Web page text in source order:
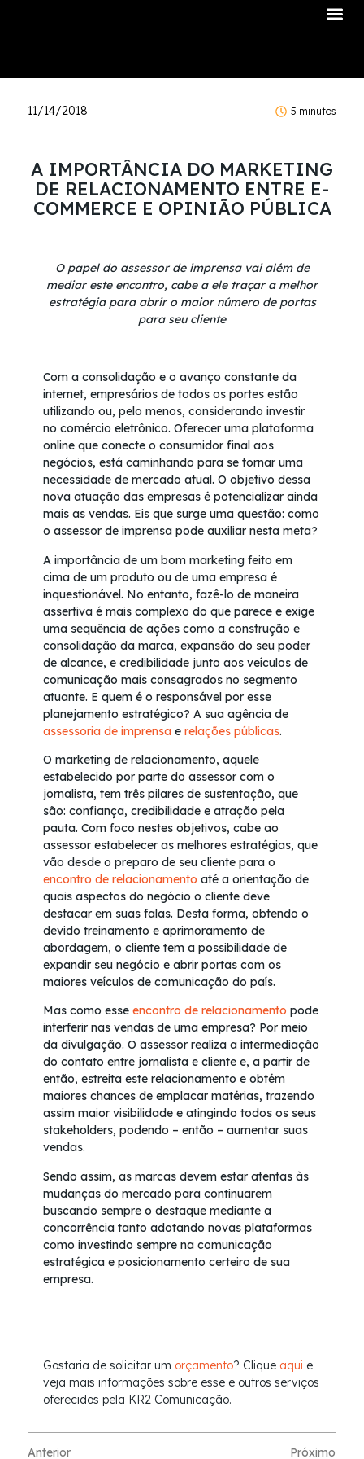
11/14/2018 5 minutos
A IMPORTÂNCIA DO MARKETING
DE RELACIONAMENTO ENTRE E-
COMMERCE E OPINIÃO PÚBLICA
O papel do assessor de imprensa vai além de
mediar este encontro, cabe a ele traçar a melhor
estratégia para abrir o maior número de portas
para seu cliente
Com a consolidação e o avanço constante da
internet, empresários de todos os portes estão
utilizando ou, pelo menos, considerando investir
no comércio eletrônico. Oferecer uma plataforma
online que conecte o consumidor final aos
negócios, está caminhando para se tornar uma
necessidade de mercado atual. O objetivo dessa
nova atuação das empresas é potencializar ainda
mais as vendas. Eis que surge uma questão: como
o assessor de imprensa pode auxiliar nesta meta?
A importância de um bom marketing feito em
cima de um produto ou de uma empresa é
inquestionável. No entanto, fazê-lo de maneira
assertiva é mais complexo do que parece e exige
uma sequência de ações como a construção e
consolidação da marca, expansão do seu poder
de alcance, e credibilidade junto aos veículos de
comunicação mais consagrados no segmento
atuante. E quem é o responsável por esse
planejamento estratégico? A sua agência de
assessoria de imprensae relações públicas.
O marketing de relacionamento, aquele
estabelecido por parte do assessor com o
jornalista, tem três pilares de sustentação, que
são: confiança, credibilidade e atração pela
pauta. Com foco nestes objetivos, cabe ao
assessor estabelecer as melhores estratégias, que
vão desde o preparo de seu cliente para o
encontro de relacionamento até a orientação de
quais aspectos do negócio o cliente deve
destacar em suas falas. Desta forma, obtendo o
devido treinamento e aprimoramento de
abordagem, o cliente tem a possibilidade de
expandir seu negócio e abrir portas com os
maiores veículos de comunicação do país.
Mas como esse encontro de relacionamento pode
interferir nas vendas de uma empresa? Por meio
da divulgação. O assessor realiza a intermediação
do contato entre jornalista e cliente e, a partir de
então, estreita este relacionamento e obtém
maiores chances de emplacar matérias, trazendo
assim maior visibilidade e atingindo todos os seus
stakeholders, podendo – então – aumentar suas
vendas.
Sendo assim, as marcas devem estar atentas às
mudanças do mercado para continuarem
buscando sempre o destaque mediante a
concorrência tanto adotando novas plataformas
como investindo sempre na comunicação
estratégica e posicionamento certeiro de sua
empresa.
Gostaria de solicitar um orçamento? Clique aqui e
veja mais informações sobre esse e outros serviços
oferecidos pela KR2 Comunicação.
Anterior Próximo